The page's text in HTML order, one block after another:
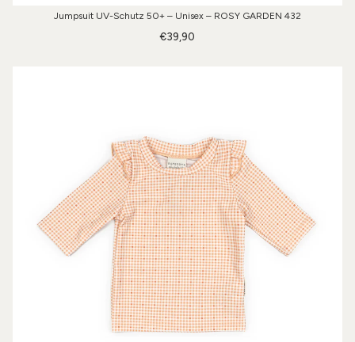
Jumpsuit UV-Schutz 50+ – Unisex – ROSY GARDEN 432
€39,90